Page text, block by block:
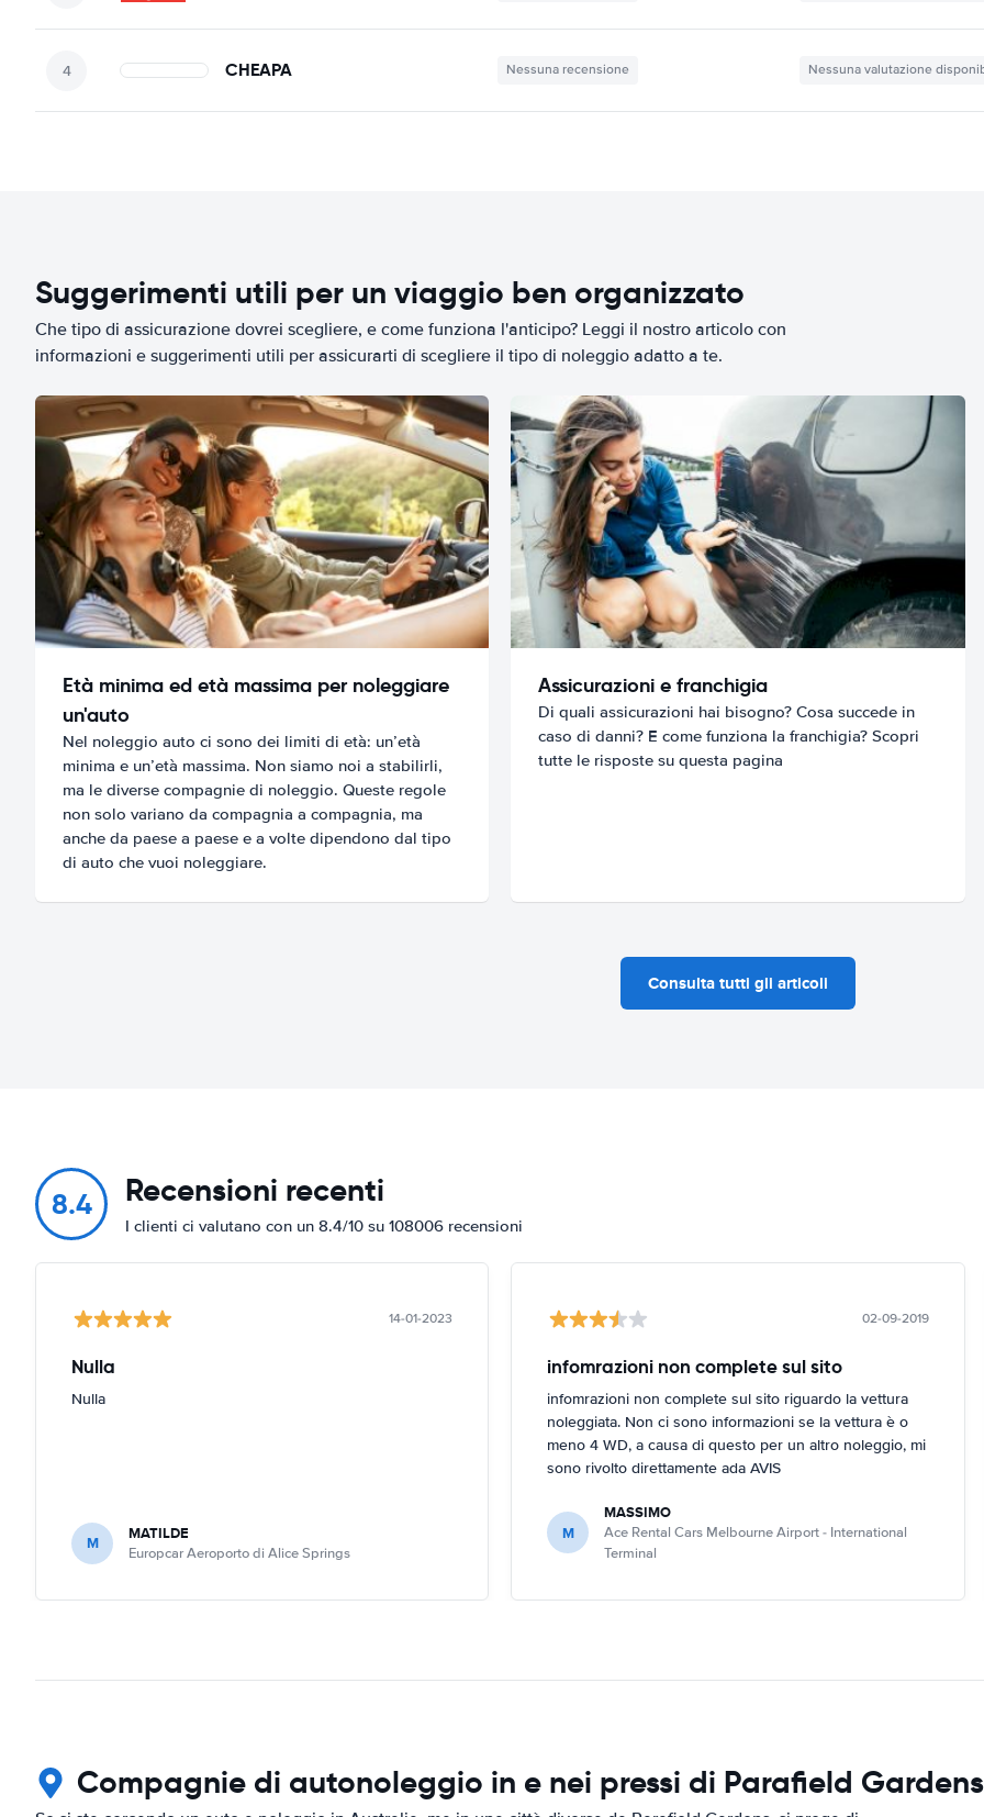
CHEAPA Nessuna recensione Nessuna valutazione
Suggerimenti utili per un viaggio ben organizzato
Che tipo di assicurazione dovrei scegliere, e come funziona l'anticipo? Leggi il nostro articolo con
informazioni e suggerimenti utili per assicurarti di scegliere il tipo di noleggio adatto a te.
Età minima ed età massima per noleggiare
un'auto
Nel noleggio auto ci sono dei limiti di età: un’età
minima e un’età massima. Non siamo noi a stabilirli,
ma le diverse compagnie di noleggio. Queste regole
non solo variano da compagnia a compagnia, ma
anche da paese a paese e a volte dipendono dal tipo
di auto che vuoi noleggiare.
Assicurazioni e franchigia
Di quali assicurazioni hai bisogno? Cosa succede in
caso di danni? E come funziona la franchigia? Scopri
tutte le risposte su questa pagina
Consulta tutti gli articoli
8.4 Recensioni recenti
I clienti ci valutano con un 8.4/10 su 108006 recensioni
14-01-2023
Nulla
Nulla
M MATILDE
Europcar Aeroporto di Alice Springs
02-09-2019
infomrazioni non complete sul sito
infomrazioni non complete sul sito riguardo la vettura
noleggiata. Non ci sono informazioni se la vettura è o
meno 4 WD, a causa di questo per un altro noleggio, mi
sono rivolto direttamente ada AVIS
M
MASSIMO
Ace Rental Cars Melbourne Airport - International
Terminal
Compagnie di autonoleggio in e nei pressi di Parafield Gardens